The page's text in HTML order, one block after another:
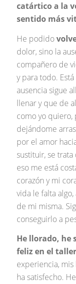
catártico a la
sentido más
He podido
dolor, sino la
compañero de
y para todo.
ausencia sigue
llenar y que de
como yo quiero,
dejándome
por el amor
sustituir, se
eso me está
corazón y mi
vida le falta
de mi misma.
conseguirlo a
He llorado, he
feliz en el taller
experiencia,
ha satisfecho.